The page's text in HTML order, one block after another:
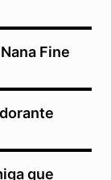
Fine
que